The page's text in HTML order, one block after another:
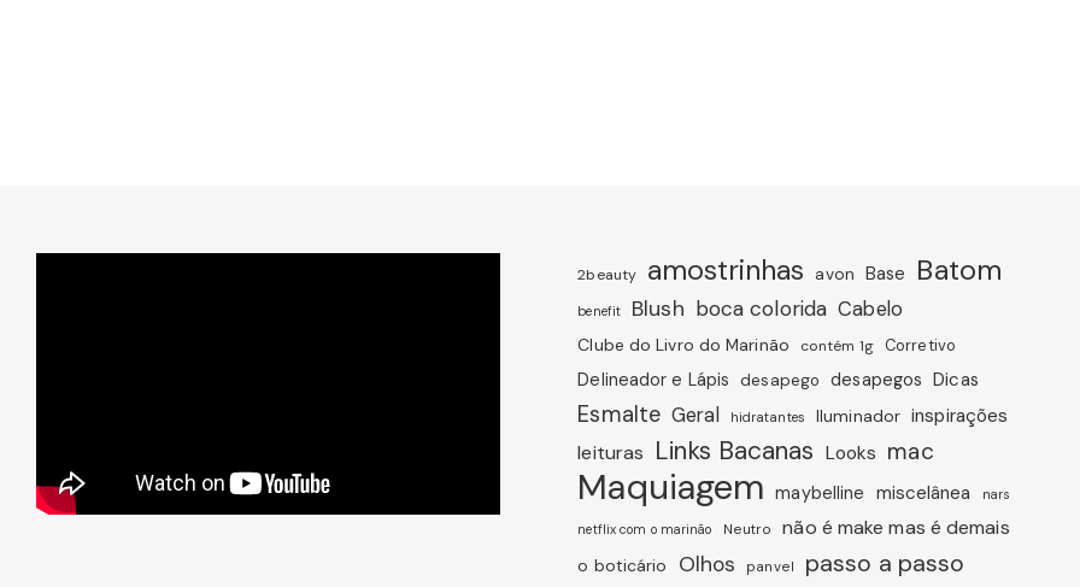
2beauty amostrinhas avon Base Batom
benefit Blush boca colorida Cabelo
Clube do Livro do Marinão contém 1g Corretivo
Delineador e Lápis desapego desapegos Dicas
Esmalte Geral hidratantes Iluminador inspirações
leituras Links Bacanas Looks mac
Maquiagem maybelline miscelânea nars
netflix com o marinão Neutro não é make mas é demais
o boticário Olhos panvel passo a passo